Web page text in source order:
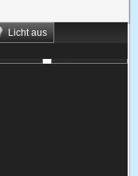
Licht aus